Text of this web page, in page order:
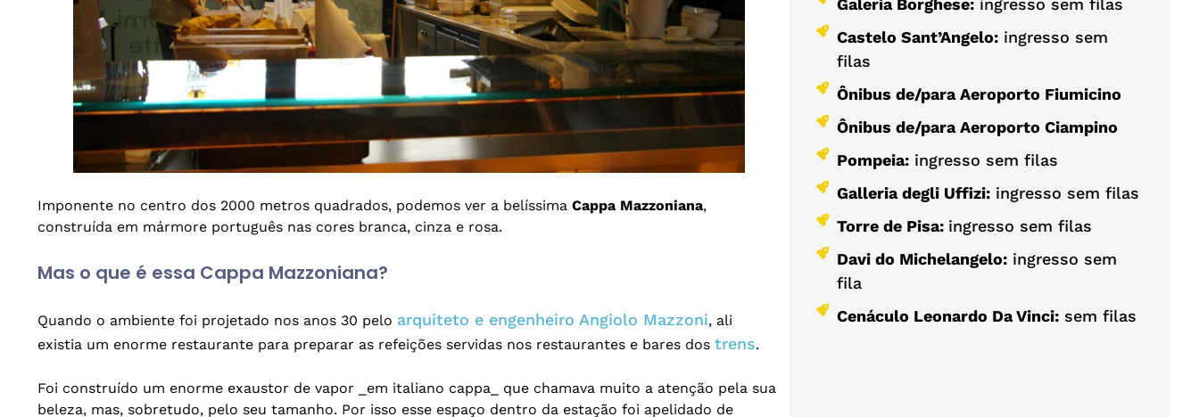
Imponente no centro dos 2000 metros quadrados, podemos ver a belíssima Cappa Mazzoniana,
construída em mármore português nas cores branca, cinza e rosa.
Mas o que é essa Cappa Mazzoniana?
Quando o ambiente foi projetado nos anos 30 pelo arquiteto e engenheiro Angiolo Mazzoni, ali
existia um enorme restaurante para preparar as refeições servidas nos restaurantes e bares dos trens.
Foi construído um enorme exaustor de vapor _em italiano cappa_ que chamava muito a atenção pela sua
beleza, mas, sobretudo, pelo seu tamanho. Por isso esse espaço dentro da estação foi apelidado de
Galeria Borghese:ingresso sem filas
Castelo Sant’Angelo:ingresso sem
filas
Ônibus de/para Aeroporto Fiumicino
Ônibus de/para Aeroporto Ciampino
Pompeia:ingresso sem filas
Galleria degli Uffizi:ingresso sem filas
Torre de Pisa: ingresso sem filas
Davi do Michelangelo:ingresso sem
fila
Cenáculo Leonardo Da Vinci:sem filas